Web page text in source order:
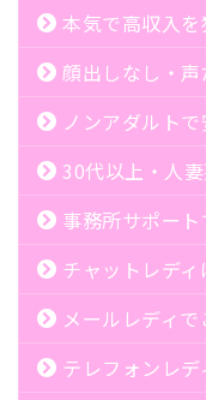
本気で高収入を
顔出しなし・
ノンアダルト
30代以上・人
事務所サポー
チャットレデ
メールレディ
テレフォンレ